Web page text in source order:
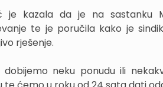
je kazala da je na sastanku
te je poručila kako je
rješenje.
dobijemo neku ponudu ili